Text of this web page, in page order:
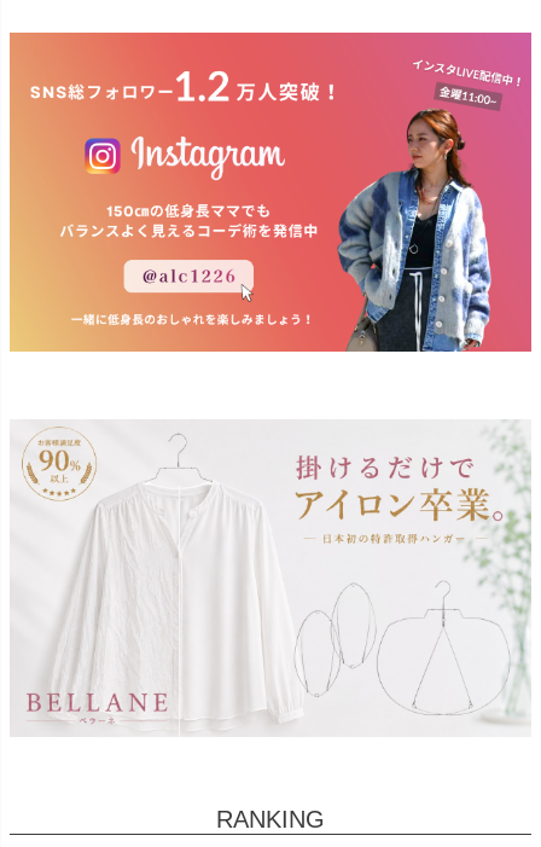
RANKING